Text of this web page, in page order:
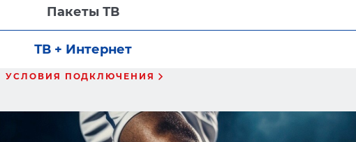
Пакеты ТВ
ТВ + Интернет
УСЛОВИЯ ПОДКЛЮЧЕНИЯ